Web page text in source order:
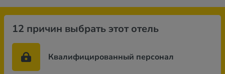
12 причин выбрать этот отель
Квалифицированный персонал